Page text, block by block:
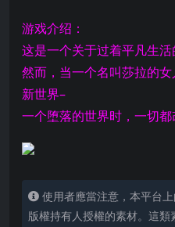
游戏介绍：
这是一个关于过着平凡生活
然而，当一个名叫莎拉的
新世界–
一个堕落的世界时，一切都
使用者應當注意，本平台
版權持有人授權的素材。這